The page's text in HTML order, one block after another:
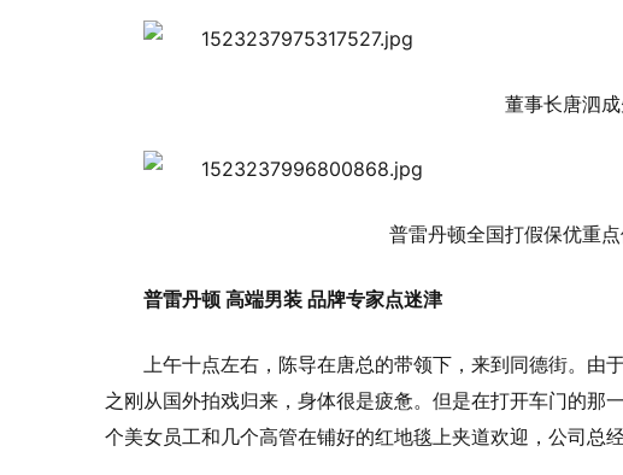
董事长唐泗
普雷丹顿全国打假保优重点
普雷丹顿 高端男装 品牌专家点迷津
上午十点左右，陈导在唐总的带领下，来到同德街。由
之刚从国外拍戏归来，身体很是疲惫。但是在打开车门的那
个美女员工和几个高管在铺好的红地毯上夹道欢迎，公司总